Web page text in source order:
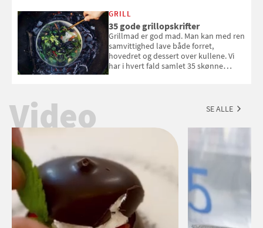
med i Samvirkes skønne vinquiz, hvor
du kan vinde 6 flasker vin fra Viña
Esmeralda. Konkurrencen slutter 1.
september 2026.
GRILL
35 gode grillopskrifter
Grillmad er god mad. Man kan med ren
samvittighed lave både forret,
hovedret og dessert over kullene. Vi
har i hvert fald samlet 35 skønne
Video SE ALLE